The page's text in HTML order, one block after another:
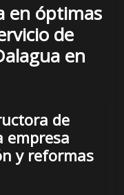
en óptimas
de
en
de
empresa
y reformas